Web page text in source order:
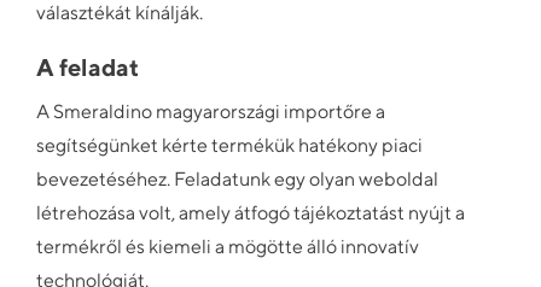
választékát kínálják.
A feladat
A Smeraldino magyarországi importőre a
segítségünket kérte termékük hatékony piaci
bevezetéséhez. Feladatunk egy olyan weboldal
létrehozása volt, amely átfogó tájékoztatást nyújt a
termékről és kiemeli a mögötte álló innovatív
technológiát.